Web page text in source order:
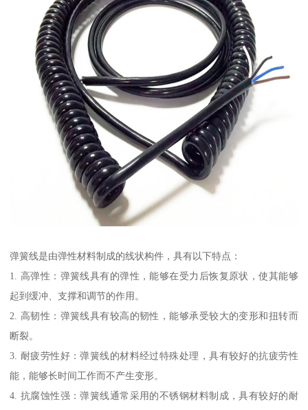
弹簧线是由弹性材料制成的线状构件，具有以下特点：
1. 高弹性：弹簧线具有的弹性，能够在受力后恢复原状，使其能够
起到缓冲、支撑和调节的作用。
2. 高韧性：弹簧线具有较高的韧性，能够承受较大的变形和扭转而
断裂。
3. 耐疲劳性好：弹簧线的材料经过特殊处理，具有较好的抗疲劳性
能，能够长时间工作而不产生变形。
4. 抗腐蚀性强：弹簧线通常采用的不锈钢材料制成，具有较好的耐